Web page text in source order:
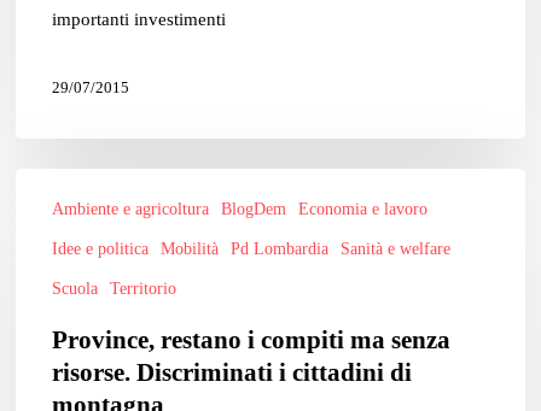
esami
importanti investimenti
29/07/2015
restano
risorse.
Discriminati
Ambiente e agricoltura BlogDem Economia e lavoro
Idee e politica Mobilità Pd Lombardia Sanità e welfare
Scuola Territorio
Province, restano i compiti ma senza
risorse. Discriminati i cittadini di
montagna